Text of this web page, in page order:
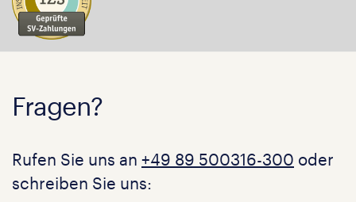
Fragen?
Rufen Sie uns an +49 89 500316-300 oder
schreiben Sie uns: